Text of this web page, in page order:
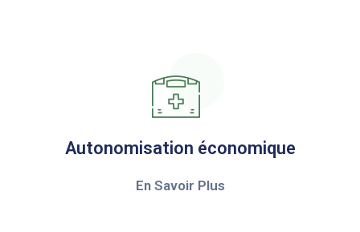
Autonomisation économique
En Savoir Plus